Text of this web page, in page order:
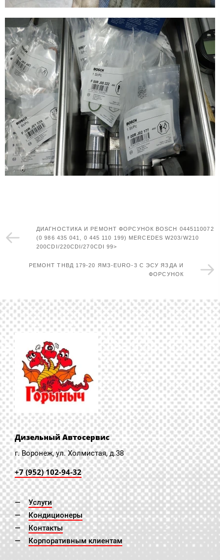
ДИАГНОСТИКА И РЕМОНТ ФОРСУНОК BOSCH 0445110072
(0 986 435 041, 0 445 110 199) MERCEDES W203/W210
200CDI/220CDI/270CDI 99>
РЕМОНТ ТНВД 179-20 ЯМЗ-EURO-3 С ЭСУ ЯЗДА И
ФОРСУНОК
Дизельный Автосервис
г. Воронеж, ул. Холмистая, д.38
+7 (952) 102-94-32
Услуги
Кондиционеры
Контакты
Корпоративным клиентам